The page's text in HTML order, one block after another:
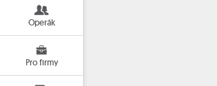
Operák
Pro firmy